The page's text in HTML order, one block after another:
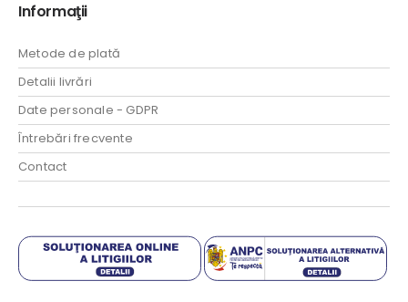
Informaţii
Metode de plată
Detalii livrări
Date personale - GDPR
Întrebări frecvente
Contact